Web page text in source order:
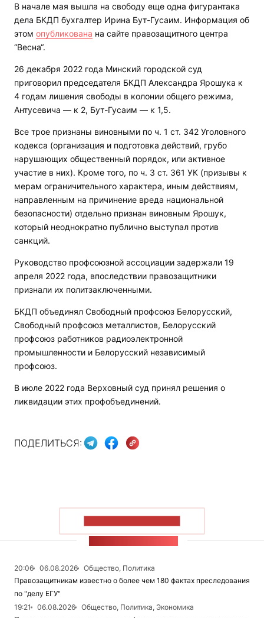
В начале мая вышла на свободу еще одна фигурантака
дела БКДП бухгалтер Ирина Бут-Гусаим. Информация об
этом опубликована на сайте правозащитного центра
“Весна“.
26 декабря 2022 года Минский городской суд
приговорил председателя БКДП Александра Ярошука к
4 годам лишения свободы в колонии общего режима,
Антусевича — к 2, Бут-Гусаим — к 1,5.
Все трое признаны виновными по ч. 1 ст. 342 Уголовного
кодекса (организация и подготовка действий, грубо
нарушающих общественный порядок, или активное
участие в них). Кроме того, по ч. 3 ст. 361 УК (призывы к
мерам ограничительного характера, иным действиям,
направленным на причинение вреда национальной
безопасности) отдельно признан виновным Ярошук,
который неоднократно публично выступал против
санкций.
Руководство профсоюзной ассоциации задержали 19
апреля 2022 года, впоследствии правозащитники
признали их политзаключенными.
БКДП объединял Свободный профсоюз Белорусский,
Свободный профсоюз металлистов, Белорусский
профсоюз работников радиоэлектронной
промышленности и Белорусский независимый
профсоюз.
В июле 2022 года Верховный суд принял решения о
ликвидации этих профобъединений.
ПОДЕЛИТЬСЯ:
20:06 06.08.2026
Общество, Политика
Правозащитникам известно о более чем 180 фактах преследования
по "делу ЕГУ"
19:21
06.08.2026
Общество, Политика, Экономика